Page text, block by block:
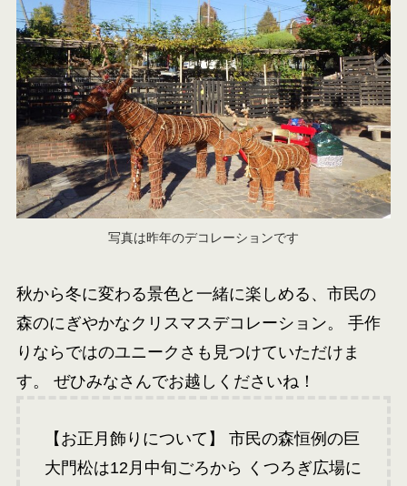
写真は昨年のデコレーションです
秋から冬に変わる景色と一緒に楽しめる、市民の
森のにぎやかなクリスマスデコレーション。 手作
りならではのユニークさも見つけていただけま
す。 ぜひみなさんでお越しくださいね！
【お正月飾りについて】 市民の森恒例の巨
大門松は12月中旬ごろから くつろぎ広場に